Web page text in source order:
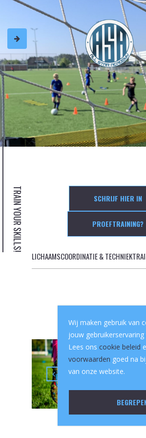
TRAIN YOUR
TRAIN YOUR SKILLS! SCHRIJF HIER IN
PROEFTRAINING?
LICHAAMSCOORDINATIE &
Wij maken gebruik van
jouw
Lees ons cookie beleid
voorwaarden goed na
van onze website.